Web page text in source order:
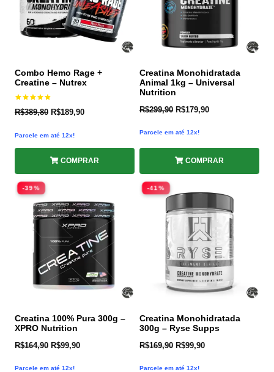
Combo Hemo Rage +
Creatine – Nutrex
Avaliação
4.91
R$389,80 R$189,90
Parcele em até 12x!
COMPRAR
Creatina Monohidratada
Animal 1kg – Universal
Nutrition
R$299,90 R$179,90
Parcele em até 12x!
COMPRAR
-39%
Creatina 100% Pura 300g –
XPRO Nutrition
R$164,90 R$99,90
Parcele em até 12x!
-41%
Creatina Monohidratada
300g – Ryse Supps
R$169,90 R$99,90
Parcele em até 12x!